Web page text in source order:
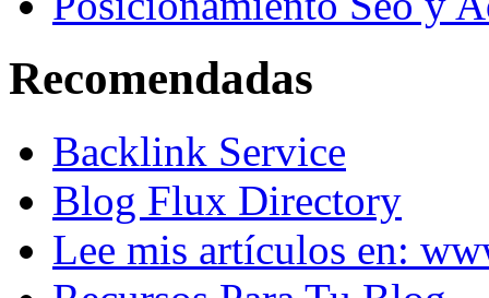
Recomendadas
Backlink Service
Blog Flux Directory
Lee mis artículos en: